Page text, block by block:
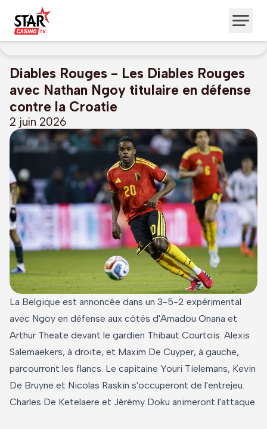
Diables Rouges - Les Diables Rouges
avec Nathan Ngoy titulaire en défense
contre la Croatie
2 juin 2026
La Belgique est annoncée dans un 3-5-2 expérimental
avec Ngoy en défense aux côtés d'Amadou Onana et
Arthur Theate devant le gardien Thibaut Courtois. Alexis
Salemaekers, à droite, et Maxim De Cuyper, à gauche,
parcourront les flancs. Le capitaine Youri Tielemans, Kevin
De Bruyne et Nicolas Raskin s'occuperont de l'entrejeu.
Charles De Ketelaere et Jérémy Doku animeront l'attaque.